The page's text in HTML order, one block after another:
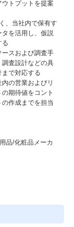
トプットを提案
、当社内で保有す
を活用し、仮説
る
ースおよび調査手
査設計などの具
で対応する
の営業およびリ
期待値をコント
作成までを担当
品/化粧品メーカ